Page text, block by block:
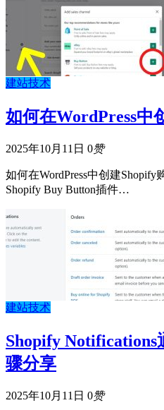
建站技术
如何在WordPress中
2025年10月11日 0赞
如何在WordPress中创建
Shopify Buy Button插件…
建站技术
Shopify
骤分享
2025年10月11日 0赞